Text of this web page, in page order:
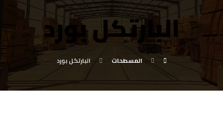
البارتكل بورد
المسطحات البارتكل بورد